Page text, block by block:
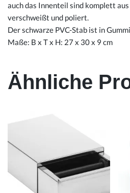
auch das Innenteil sind komplett
verschweißt und poliert.
Der schwarze PVC-Stab ist in
Maße: B x T x H: 27 x 30 x 9 cm
Ähnliche